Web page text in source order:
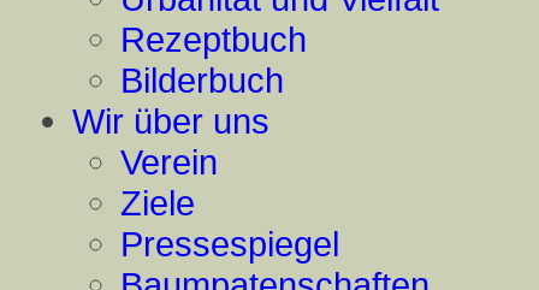
Rezeptbuch
Bilderbuch
Wir über uns
Verein
Ziele
Pressespiegel